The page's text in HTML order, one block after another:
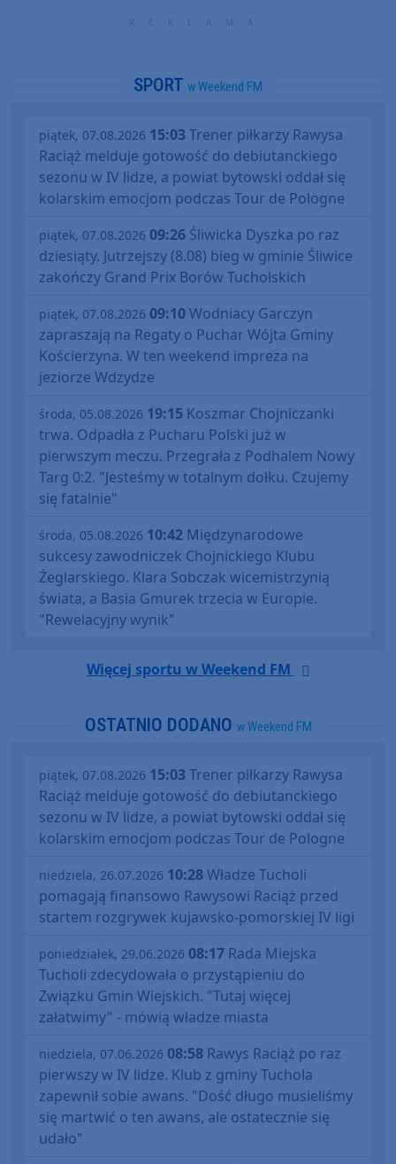
SPORT w Weekend FM
piątek, 07.08.2026 15:03Trener piłkarzy Rawysa
Raciąż melduje gotowość do debiutanckiego
sezonu w IV lidze, a powiat bytowski oddał się
kolarskim emocjom podczas Tour de Pologne
piątek, 07.08.2026 09:26 Śliwicka Dyszka po raz
dziesiąty. Jutrzejszy (8.08) bieg w gminie Śliwice
zakończy Grand Prix Borów Tucholskich
piątek, 07.08.2026 09:10Wodniacy Garczyn
zapraszają na Regaty o Puchar Wójta Gminy
Kościerzyna. W ten weekend impreza na
jeziorze Wdzydze
środa, 05.08.2026 19:15 Koszmar Chojniczanki
trwa. Odpadła z Pucharu Polski już w
pierwszym meczu. Przegrała z Podhalem Nowy
Targ 0:2. "Jesteśmy w totalnym dołku. Czujemy
się fatalnie"
środa, 05.08.2026 10:42 Międzynarodowe
sukcesy zawodniczek Chojnickiego Klubu
Żeglarskiego. Klara Sobczak wicemistrzynią
świata, a Basia Gmurek trzecia w Europie.
"Rewelacyjny wynik"
Więcej sportu w Weekend FM
OSTATNIO DODANO w Weekend FM
piątek, 07.08.2026 15:03Trener piłkarzy Rawysa
Raciąż melduje gotowość do debiutanckiego
sezonu w IV lidze, a powiat bytowski oddał się
kolarskim emocjom podczas Tour de Pologne
niedziela, 26.07.2026 10:28Władze Tucholi
pomagają finansowo Rawysowi Raciąż przed
startem rozgrywek kujawsko-pomorskiej IV ligi
poniedziałek, 29.06.2026 08:17 Rada Miejska
Tucholi zdecydowała o przystąpieniu do
Związku Gmin Wiejskich. "Tutaj więcej
załatwimy" - mówią władze miasta
niedziela, 07.06.2026 08:58 Rawys Raciąż po raz
pierwszy w IV lidze. Klub z gminy Tuchola
zapewnił sobie awans. "Dość długo musieliśmy
się martwić o ten awans, ale ostatecznie się
udało"